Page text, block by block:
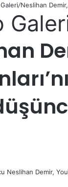
/Neslihan
Neslihan Demir,